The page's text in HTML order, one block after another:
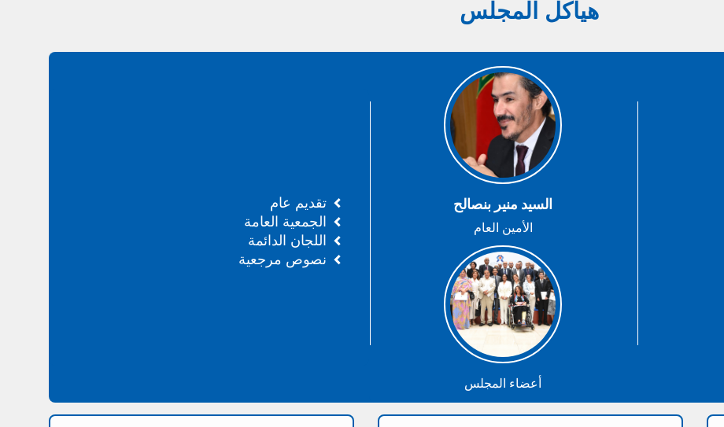
هياكل المجلس
السيد منير بنصالح
الأمين العام
أعضاء المجلس
تقديم عام
الجمعية العامة
اللجان الدائمة
نصوص مرجعية